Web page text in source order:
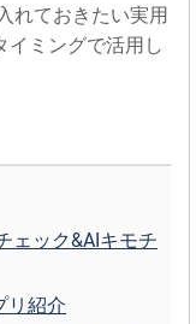
れておきたい実用
イミングで活用し
ェック&AIキモチ
リ紹介